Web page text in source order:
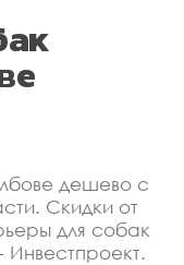
дешево с
Скидки от
для собак
Инвестпроект.